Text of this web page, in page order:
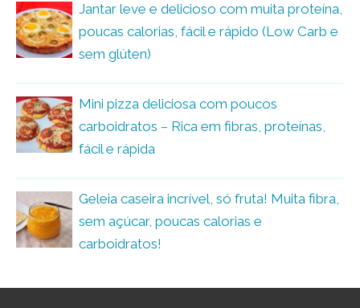
Jantar leve e delicioso com muita proteína,
poucas calorias, fácil e rápido (Low Carb e
sem glúten)
Mini pizza deliciosa com poucos
carboidratos – Rica em fibras, proteínas,
fácil e rápida
Geleia caseira incrível, só fruta! Muita fibra,
sem açúcar, poucas calorias e
carboidratos!